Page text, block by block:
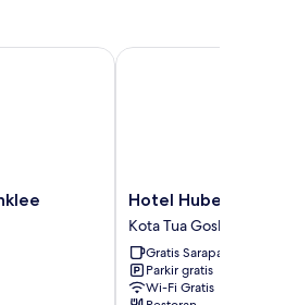
Hotel
Hubertus
Hof
Kota
Tua
Goslar
Hotel Hubertus Hof
Kota Tua Goslar
Gratis Sarapan
Parkir gratis
Wi-Fi Gratis
Hotel Hubertus Hof